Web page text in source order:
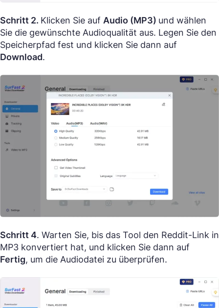
Schritt 2. Klicken Sie auf Audio (MP3) und wählen
Sie die gewünschte Audioqualität aus. Legen Sie den
Speicherpfad fest und klicken Sie dann auf
Download.
Schritt 4. Warten Sie, bis das Tool den Reddit-Link in
MP3 konvertiert hat, und klicken Sie dann auf
Fertig, um die Audiodatei zu überprüfen.